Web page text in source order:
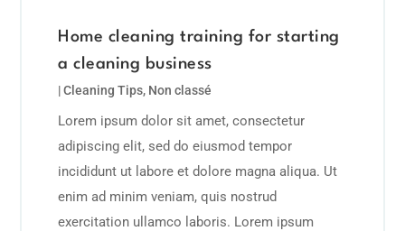
Home cleaning training for starting
a cleaning business
|Cleaning Tips, Non classé
Lorem ipsum dolor sit amet, consectetur
adipiscing elit, sed do eiusmod tempor
incididunt ut labore et dolore magna aliqua. Ut
enim ad minim veniam, quis nostrud
exercitation ullamco laboris. Lorem ipsum